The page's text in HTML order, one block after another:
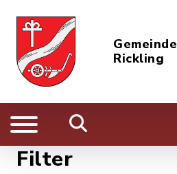
Gemeinde
Rickling
Filter